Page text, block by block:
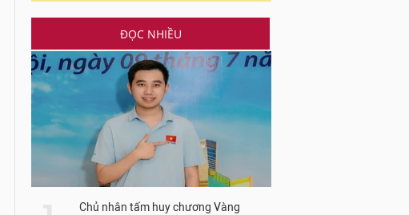
ĐỌC NHIỀU
Chủ nhân tấm huy chương Vàng